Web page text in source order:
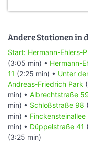
Andere Stationen in
Start: Hermann-Ehlers-
(3:05 min) • Hermann-
11 (2:25 min) • Unter
Andreas-Friedrich Park
min) • Albrechtstraße
min) • Schloßstraße 98
min) • Finckensteinallee
min) • Düppelstraße 41
(3:25 min)